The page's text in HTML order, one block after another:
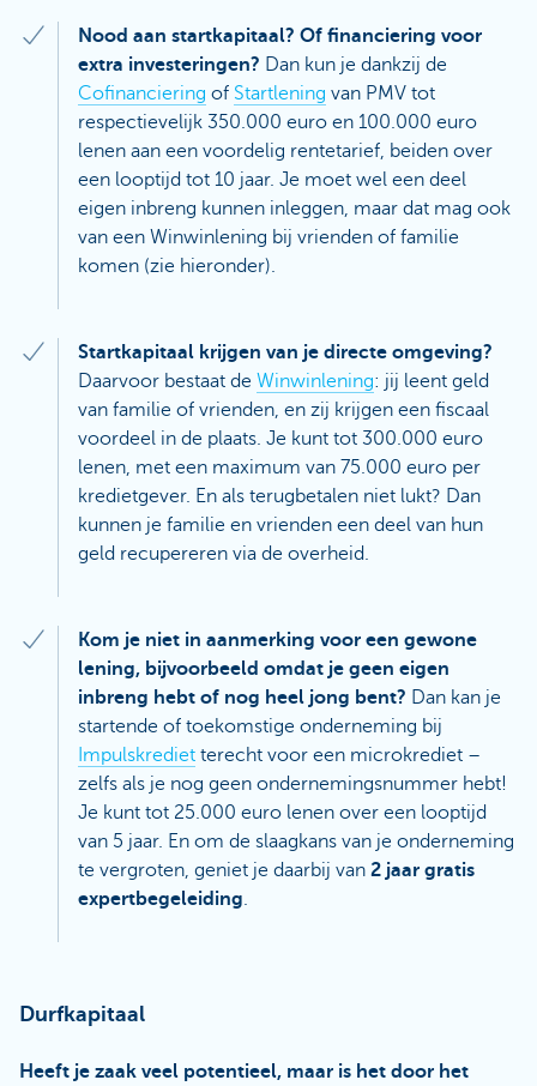
Nood aan startkapitaal? Of financiering voor
extra investeringen? Dan kun je dankzij de
Cofinanciering of Startlening van PMV tot
respectievelijk 350.000 euro en 100.000 euro
lenen aan een voordelig rentetarief, beiden over
een looptijd tot 10 jaar. Je moet wel een deel
eigen inbreng kunnen inleggen, maar dat mag ook
van een Winwinlening bij vrienden of familie
komen (zie hieronder).
Startkapitaal krijgen van je directe omgeving?
Daarvoor bestaat de Winwinlening: jij leent geld
van familie of vrienden, en zij krijgen een fiscaal
voordeel in de plaats. Je kunt tot 300.000 euro
lenen, met een maximum van 75.000 euro per
kredietgever. En als terugbetalen niet lukt? Dan
kunnen je familie en vrienden een deel van hun
geld recupereren via de overheid.
Kom je niet in aanmerking voor een gewone
lening, bijvoorbeeld omdat je geen eigen
inbreng hebt of nog heel jong bent? Dan kan je
startende of toekomstige onderneming bij
Impulskrediet terecht voor een microkrediet –
zelfs als je nog geen ondernemingsnummer hebt!
Je kunt tot 25.000 euro lenen over een looptijd
van 5 jaar. En om de slaagkans van je onderneming
te vergroten, geniet je daarbij van 2 jaar gratis
expertbegeleiding.
Durfkapitaal
Heeft je zaak veel potentieel, maar is het door het